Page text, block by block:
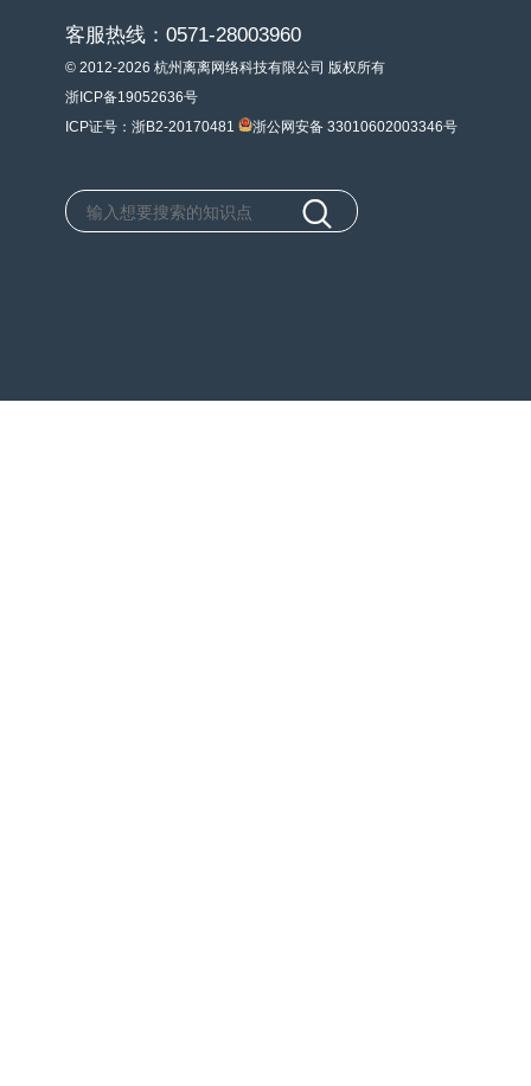
客服热线：0571-28003960
© 2012-2026 杭州离离网络科技有限公司 版权所有
浙ICP备19052636号
ICP证号：浙B2-20170481
浙公网安备 33010602003346号